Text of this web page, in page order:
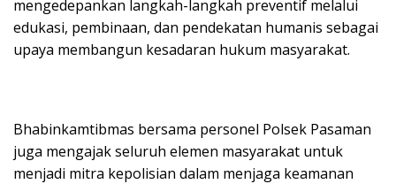
mengedepankan langkah-langkah preventif melalui
edukasi, pembinaan, dan pendekatan humanis sebagai
upaya membangun kesadaran hukum masyarakat.
Bhabinkamtibmas bersama personel Polsek Pasaman
juga mengajak seluruh elemen masyarakat untuk
menjadi mitra kepolisian dalam menjaga keamanan